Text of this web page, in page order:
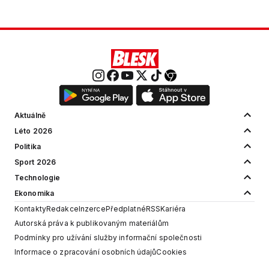
Aktuálně
Léto 2026
Politika
Sport 2026
Technologie
Ekonomika
KontaktyRedakceInzercePředplatnéRSSKariéra
Autorská práva k publikovaným materiálům
Podmínky pro užívání služby informační společnosti
Informace o zpracování osobních údajůCookies